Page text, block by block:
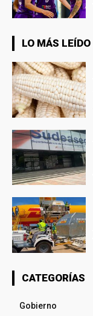
LO MÁS LEÍDO
CATEGORÍAS
Gobierno